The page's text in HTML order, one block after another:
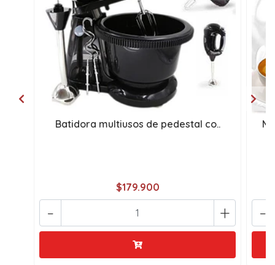
Batidora multiusos de pedestal co..
$179.900
+
- -